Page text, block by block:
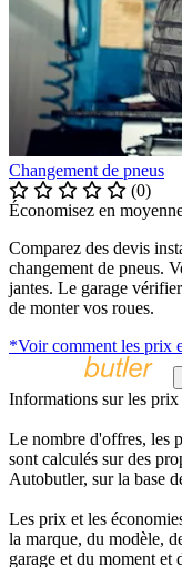
Changement de pneus
(0)
Économisez en
Comparez des devis
changement de pneus.
jantes. Le garage
de monter vos roues.
*Voir comment les prix
Informations sur les
Le nombre d'offres, les
sont calculés sur des
Autobutler, sur la base
Les prix et les
la marque, du modèle,
garage et du moment et